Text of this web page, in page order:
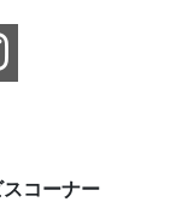
コーナー